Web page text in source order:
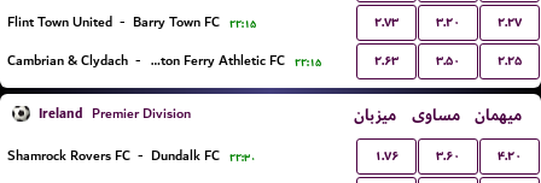
Flint Town United - Barry Town FC ۲۲:۱۵ ۲.۷۳ ۳.۲۰ ۲.۲۷
Cambrian & Clydach - Briton Ferry Athletic FC ۲۲:۱۵ ۲.۶۳ ۳.۵۰ ۲.۲۵
Ireland Premier Division میزبان مساوی میهمان
Shamrock Rovers FC - Dundalk FC ۲۲:۳۰ ۱.۷۶ ۳.۶۰ ۴.۲۰